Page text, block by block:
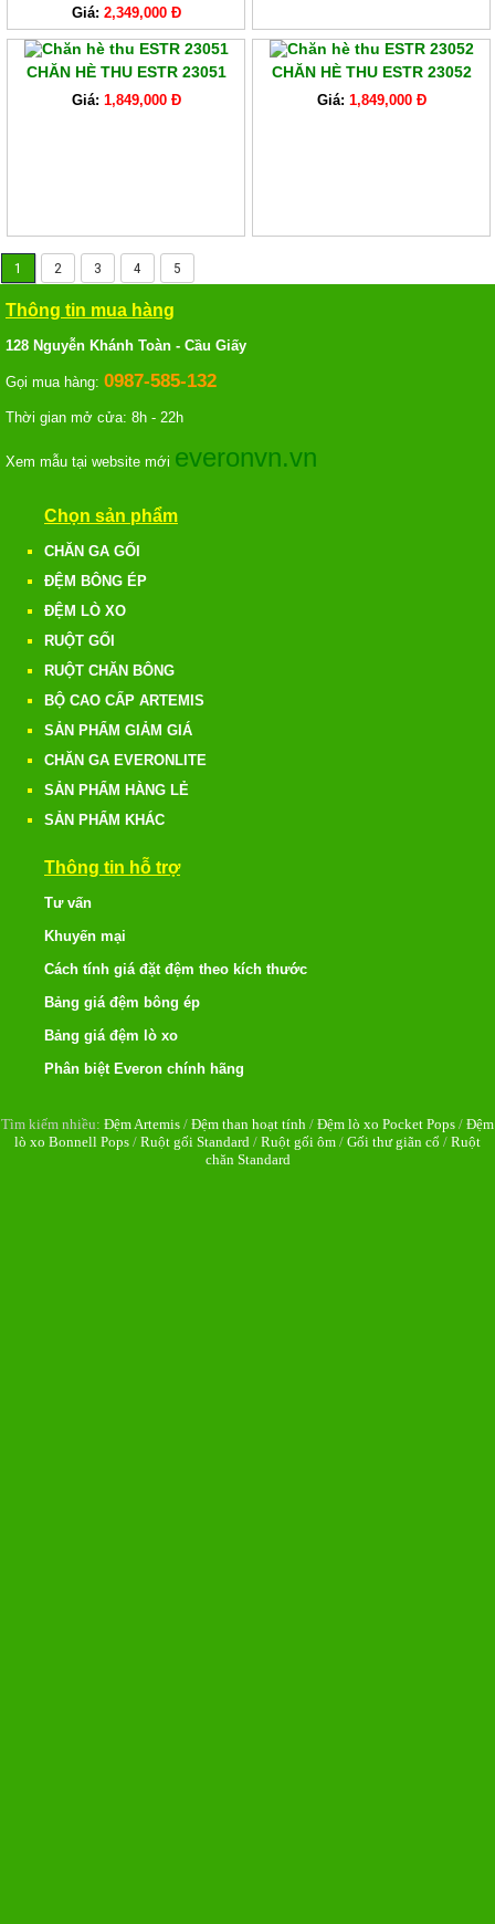
Giá: 2,349,000 Đ
CHĂN HÈ THU ESTR 23051
Giá: 1,849,000 Đ
CHĂN HÈ THU ESTR 23052
Giá: 1,849,000 Đ
1 2 3 4 5
Thông tin mua hàng
128 Nguyễn Khánh Toàn - Cầu Giấy
Gọi mua hàng: 0987-585-132
Thời gian mở cửa: 8h - 22h
Xem mẫu tại website mới everonvn.vn
Chọn sản phẩm
CHĂN GA GỐI
ĐỆM BÔNG ÉP
ĐỆM LÒ XO
RUỘT GỐI
RUỘT CHĂN BÔNG
BỘ CAO CẤP ARTEMIS
SẢN PHẨM GIẢM GIÁ
CHĂN GA EVERONLITE
SẢN PHẨM HÀNG LẺ
SẢN PHẨM KHÁC
Thông tin hỗ trợ
Tư vấn
Khuyến mại
Cách tính giá đặt đệm theo kích thước
Bảng giá đệm bông ép
Bảng giá đệm lò xo
Phân biệt Everon chính hãng
Tìm kiếm nhiều: Đệm Artemis / Đệm than hoạt tính / Đệm lò xo Pocket Pops / Đệm
lò xo Bonnell Pops / Ruột gối Standard / Ruột gối ôm / Gối thư giãn cổ / Ruột
chăn Standard